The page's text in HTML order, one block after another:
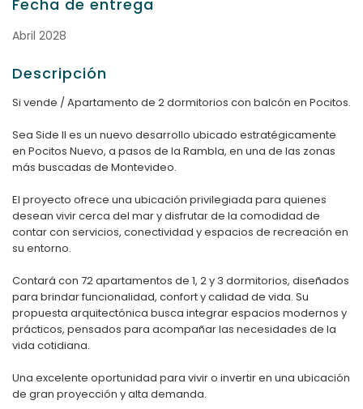
Fecha de entrega
Abril 2028
Descripción
Si vende / Apartamento de 2 dormitorios con balcón en Pocitos.
Sea Side II es un nuevo desarrollo ubicado estratégicamente
en Pocitos Nuevo, a pasos de la Rambla, en una de las zonas
más buscadas de Montevideo.
El proyecto ofrece una ubicación privilegiada para quienes
desean vivir cerca del mar y disfrutar de la comodidad de
contar con servicios, conectividad y espacios de recreación en
su entorno.
Contará con 72 apartamentos de 1, 2 y 3 dormitorios, diseñados
para brindar funcionalidad, confort y calidad de vida. Su
propuesta arquitectónica busca integrar espacios modernos y
prácticos, pensados para acompañar las necesidades de la
vida cotidiana.
Una excelente oportunidad para vivir o invertir en una ubicación
de gran proyección y alta demanda.